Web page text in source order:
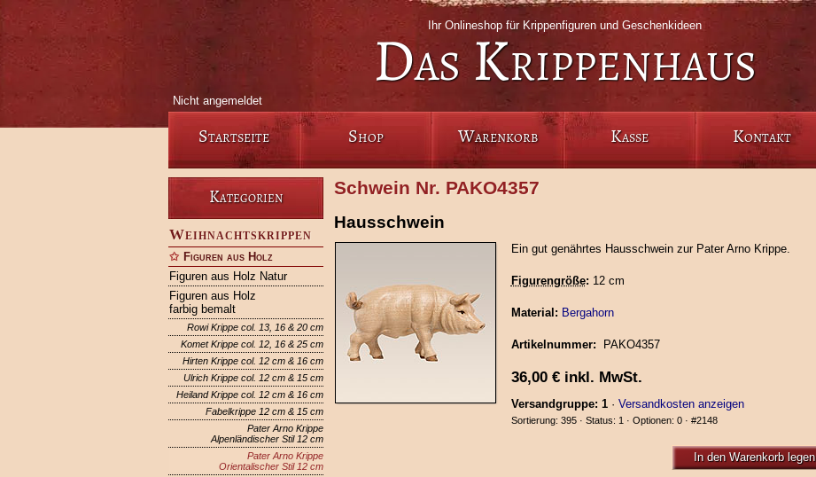
Ihr Onlineshop für Krippenfiguren und Geschenkideen
Das Krippenhaus
Nicht angemeldet
Startseite Shop Warenkorb Kasse Kontakt
Kategorien
Weihnachtskrippen
Figuren aus Holz
Figuren aus Holz Natur
Figuren aus Holz
farbig bemalt
Rowi Krippe col. 13, 16 & 20 cm
Komet Krippe col. 12, 16 & 25 cm
Hirten Krippe col. 12 cm & 16 cm
Ulrich Krippe col. 12 cm & 15 cm
Heiland Krippe col. 12 cm & 16 cm
Fabelkrippe 12 cm & 15 cm
Pater Arno Krippe
Alpenländischer Stil 12 cm
Pater Arno Krippe
Orientalischer Stil 12 cm
Schwein Nr. PAKO4357
Hausschwein
Ein gut genährtes Hausschwein zur Pater Arno Krippe.
Figurengröße: 12 cm
Material: Bergahorn
Artikelnummer: PAKO4357
36,00 €inkl. MwSt.
Versandgruppe: 1· Versandkosten anzeigen
Sortierung: 395 · Status: 1 · Optionen: 0 · #2148
In den Warenkorb legen